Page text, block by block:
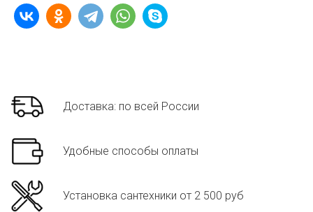
Доставка: по всей России
Удобные способы оплаты
Установка сантехники от 2 500 руб